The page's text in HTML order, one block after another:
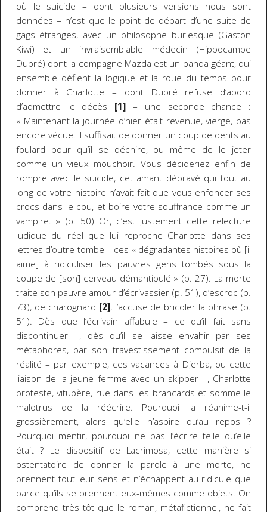
où le suicide – dont plusieurs versions nous sont
données – n’est que le point de départ d’une suite de
gags étranges, avec un philosophe burlesque (Gaston
Kiwi) et un invraisemblable médecin (Hippocampe
Dupré) dont la compagne Mazda est un panda géant, qui
ensemble défient la logique et la roue du temps pour
donner à Charlotte – dont Dupré refuse d’abord
d’admettre le décès [1] – une seconde chance :
« Maintenant la journée d’hier était revenue, vierge, pas
encore vécue. Il suffisait de donner un coup de dents au
foulard pour qu’il se déchire, ou même de le jeter
comme un vieux mouchoir. Vous décideriez enfin de
rompre avec le suicide, cet amant dépravé qui tout au
long de votre histoire n’avait fait que vous enfoncer ses
crocs dans le cou, et boire votre souffrance comme un
vampire. » (p. 50) Or, c’est justement cette relecture
ludique du réel que lui reproche Charlotte dans ses
lettres d’outre-tombe – ces « dégradantes histoires où [il
aime] à ridiculiser les pauvres gens tombés sous la
coupe de [son] cerveau démantibulé » (p. 27). La morte
traite son pauvre amour d’écrivassier (p. 51), d’escroc (p.
73), de charognard [2], l’accuse de bricoler la phrase (p.
51). Dès que l’écrivain affabule – ce qu’il fait sans
discontinuer –, dès qu’il se laisse envahir par ses
métaphores, par son travestissement compulsif de la
réalité – par exemple, ces vacances à Djerba, ou cette
liaison de la jeune femme avec un skipper –, Charlotte
proteste, vitupère, rue dans les brancards et somme le
malotrus de la réécrire. Pourquoi la réanime-t-il
grossièrement, alors qu’elle n’aspire qu’au repos ?
Pourquoi mentir, pourquoi ne pas l’écrire telle qu’elle
était ? Le dispositif de Lacrimosa, cette manière si
ostentatoire de donner la parole à une morte, ne
prennent tout leur sens et n’échappent au ridicule que
parce qu’ils se prennent eux-mêmes comme objets. On
comprend très tôt que le roman, métafictionnel, ne fait